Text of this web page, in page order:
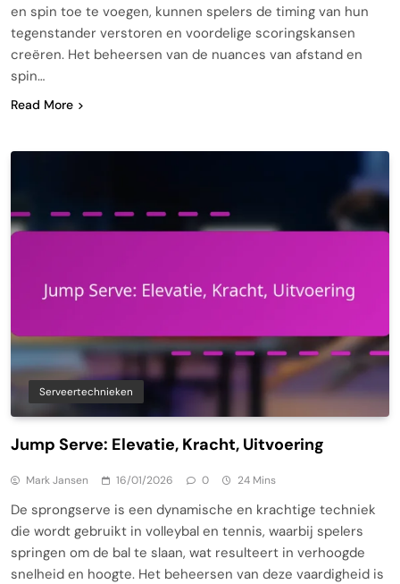
en spin toe te voegen, kunnen spelers de timing van hun
tegenstander verstoren en voordelige scoringskansen
creëren. Het beheersen van de nuances van afstand en
spin…
Read More
Serveertechnieken
Jump Serve: Elevatie, Kracht, Uitvoering
Mark Jansen 16/01/2026 0 24 Mins
De sprongserve is een dynamische en krachtige techniek
die wordt gebruikt in volleybal en tennis, waarbij spelers
springen om de bal te slaan, wat resulteert in verhoogde
snelheid en hoogte. Het beheersen van deze vaardigheid is